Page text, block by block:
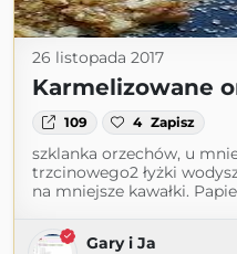
26 listopada 2017
Karmelizowane
109 4 Zapisz
szklanka orzechów, u
trzcinowego2 łyżki
na mniejsze kawałki.
Gary i Ja